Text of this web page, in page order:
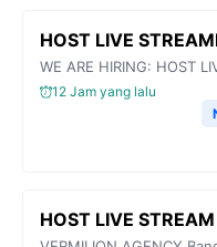
HOST LIVE
WE ARE HIRING: HOST
12 Jam yang lalu
HOST LIVE